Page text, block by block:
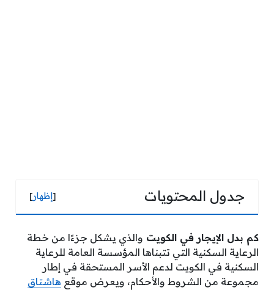
جدول المحتويات [إظهار]
كم بدل الإيجار في الكويت والذي يشكل جزءًا من خطة
الرعاية السكنية التي تتبناها المؤسسة العامة للرعاية
السكنية في الكويت لدعم الأسر المستحقة في إطار
مجموعة من الشروط والأحكام، ويعرض موقع هاشتاق